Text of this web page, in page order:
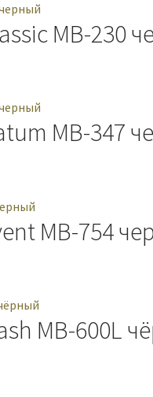
MB-230
MB-347
MB-754
MB-600L